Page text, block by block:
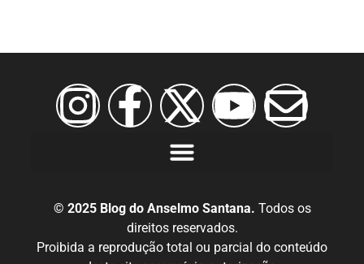
© 2025 Blog do Anselmo Santana. Todos os
direitos reservados.
Proibida a reprodução total ou parcial do conteúdo